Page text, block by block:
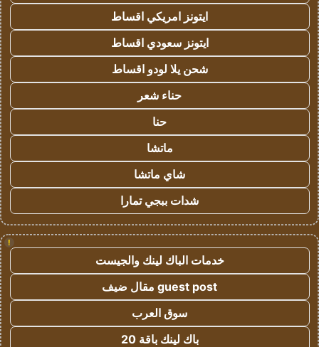
ايتونز امريكي اقساط
ايتونز سعودي اقساط
شحن يلا لودو اقساط
حناء شعر
حنا
ماتشا
شاي ماتشا
شدات ببجي تمارا
!
خدمات الباك لينك والجيست
guest post مقال ضيف
سوق العرب
باك لينك باقة 20